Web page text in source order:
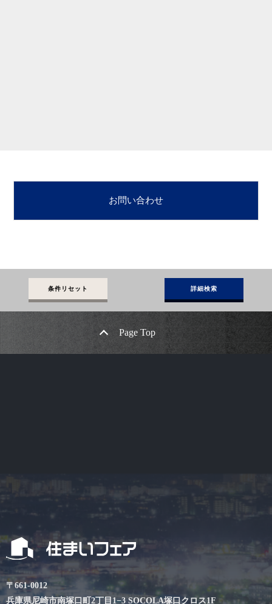
お問い合わせ
条件リセット 詳細検索
〒661-0012
兵庫県尼崎市南塚口町2丁目1−3 SOCOLA塚口クロス1F
Page Top